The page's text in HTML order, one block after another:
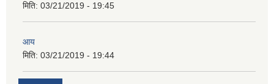
मिति: 03/21/2019 - 19:45
आय
मिति: 03/21/2019 - 19:44